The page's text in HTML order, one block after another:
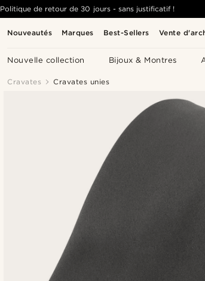
Nouveautés Marques Best-Sellers Vente
Nouvelle collection Bijoux & Montres
Politique de retour de 30 jours - sans justificatif !
Cravates Cravates unies